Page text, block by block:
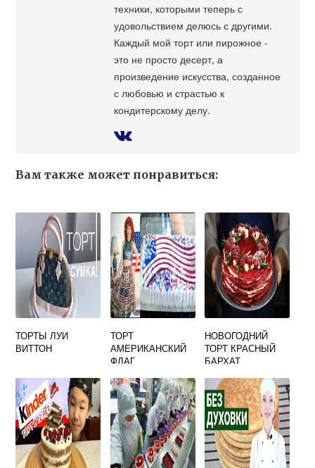
техники, которыми теперь с
удовольствием делюсь с другими.
Каждый мой торт или пирожное -
это не просто десерт, а
произведение искусства, созданное
с любовью и страстью к
кондитерскому делу.
Вам также может понравиться:
ТОРТЫ ЛУИ
ВИТТОН
ТОРТ
АМЕРИКАНСКИЙ
ФЛАГ
НОВОГОДНИЙ
ТОРТ КРАСНЫЙ
БАРХАТ